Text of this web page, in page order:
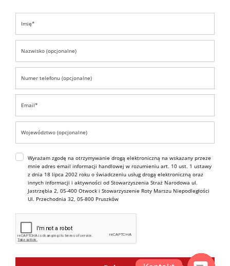
Wyrażam zgodę na otrzymywanie drogą elektroniczną na wskazany przeze
mnie adres email informacji handlowej w rozumieniu art. 10 ust. 1 ustawy
z dnia 18 lipca 2002 roku o świadczeniu usług drogą elektroniczną oraz
innych informacji i aktywności od Stowarzyszenia Straż Narodowa ul.
Jastrzębia 2, 05-400 Otwock i Stowarzyszenie Roty Marszu Niepodległości
Ul. Przechodnia 32, 05-800 Pruszków